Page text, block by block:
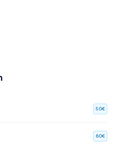
50€
60€